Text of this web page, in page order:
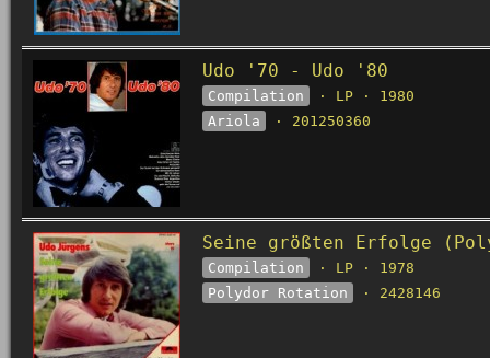
Udo '70 - Udo '80
Compilation
· LP · 1980
Ariola
· 201250360
Seine größten Erfolge
Compilation
· LP · 1978
Polydor Rotation
· 2428146